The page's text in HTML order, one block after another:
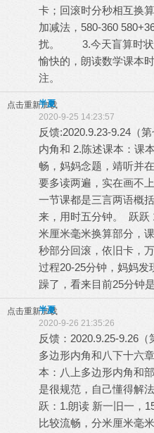
卡；回滚时分秒相互换
加减法，580-360
扰。 3.今天盲算时状
愉快的，朗读数学课本
注。
点击重新加载
半夏
2020-9-25 14:23:57
反馈:2020.9.23-9.24（
内角和 2.陈述课本：课
畅，妈妈念题，靖听并
要多读两遍，实在画不
一节课都是三言两语概
来，用时五分钟。 跃
米厘米毫米换算部分，
秒部分回滚，依旧卡，
过程20-25分钟，妈妈发
躁了，看来目前25分钟
点击重新加载
半夏
2020-9-26 21:35:26
反馈：2020.9.25-9.26
多边形内角和八下十
本：八上多边形内角和
是很规范，自己懂得解
跃：1.朗读 新一旧一
比较流畅，分米厘米毫